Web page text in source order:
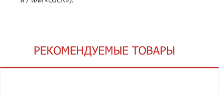
РЕКОМЕНДУЕМЫЕ ТОВАРЫ